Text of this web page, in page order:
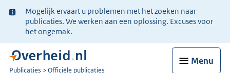
Ter
informatie:
Mogelijk ervaart u problemen met het zoeken naar
publicaties. We werken aan een oplossing. Excuses voor
het ongemak.
Menu
U
Publicaties Officiële publicaties